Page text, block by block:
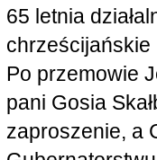
65 letnia
chrześcijańskie
Po przemowie
pani Gosia
zaproszenie, a